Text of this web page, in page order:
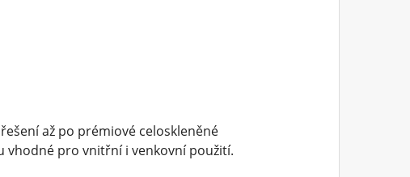
až po prémiové celoskleněné
vhodné pro vnitřní i venkovní použití.